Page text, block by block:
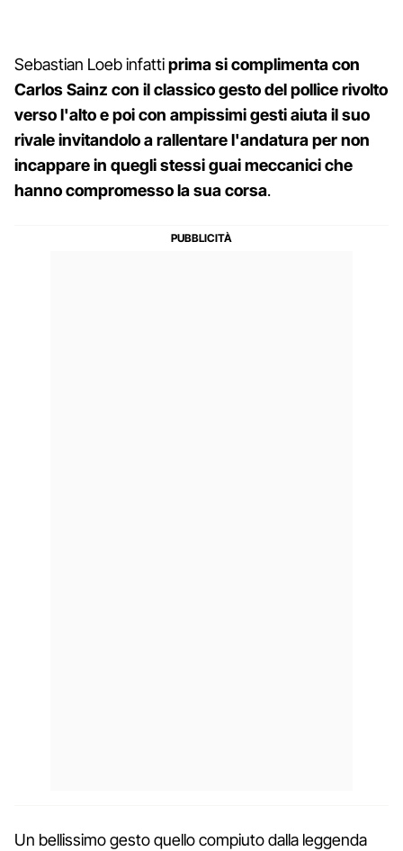
Sebastian Loeb infattiprima si complimenta con
Carlos Sainz con il classico gesto del pollice rivolto
verso l'alto e poi con ampissimi gesti aiuta il suo
rivale invitandolo a rallentare l'andatura per non
incappare in quegli stessi guai meccanici che
hanno compromesso la sua corsa.
Un bellissimo gesto quello compiuto dalla leggenda